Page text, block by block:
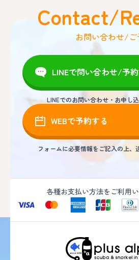
Contact/
お問い合わせ/ご
LINEで問い合わせ/予
LINEでのお問い合わせ・お申し
WEBで予約する
フォームに必要情報をご記入の上、
各種お支払い方法をご利用い